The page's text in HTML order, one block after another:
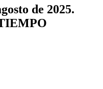
de 2025.